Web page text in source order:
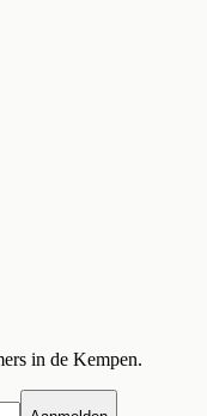
in de Kempen.